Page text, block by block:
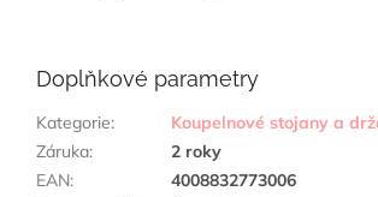
Doplňkové parametry
Kategorie:
Koupelnové stojany a
Záruka:
2 roky
EAN:
4008832773006